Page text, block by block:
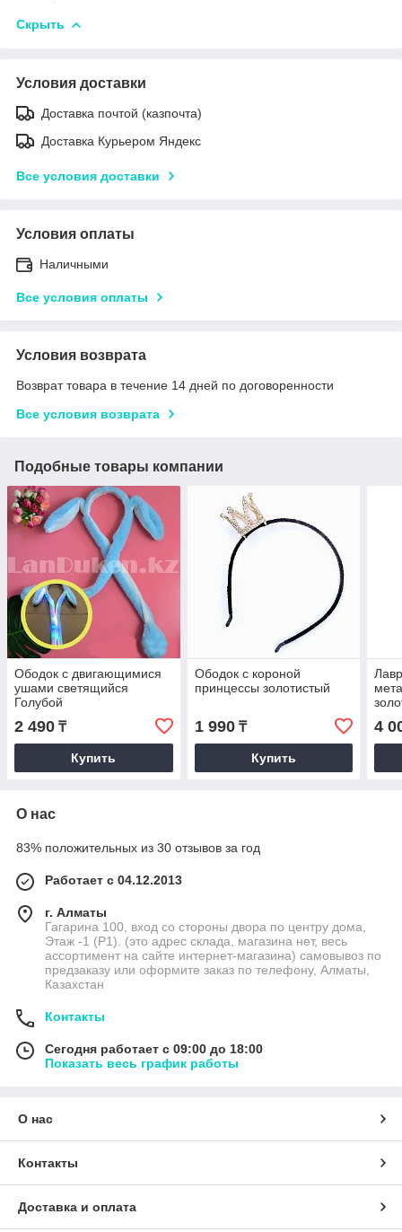
Скрыть
Условия доставки
Доставка почтой (казпочта)
Доставка Курьером Яндекс
Все условия доставки
Условия оплаты
Наличными
Все условия оплаты
Условия возврата
Возврат товара в течение 14 дней по договоренности
Все условия возврата
Подобные товары компании
Ободок с двигающимися
ушами светящийся
Голубой
2 490 ₸
Купить
Ободок с короной
принцессы золотистый
1 990₸
Купить
4
О нас
83% положительных из 30 отзывов за год
Работает с 04.12.2013
г. Алматы
Гагарина 100, вход со стороны двора по центру дома,
Этаж -1 (P1). (это адрес склада, магазина нет, весь
ассортимент на сайте интернет-магазина) самовывоз по
предзаказу или оформите заказ по телефону, Алматы,
Казахстан
Контакты
Сегодня работает с 09:00 до 18:00
Показать весь график работы
О нас
Контакты
Доставка и оплата